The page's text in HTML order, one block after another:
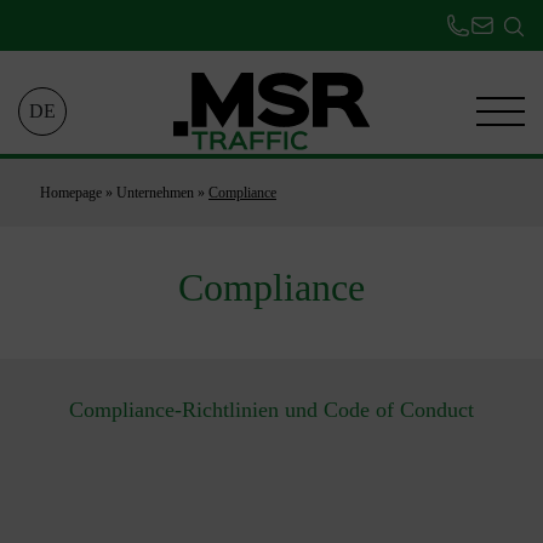
DE
Homepage » Unternehmen » Compliance
Compliance
Compliance-Richtlinien und Code of Conduct